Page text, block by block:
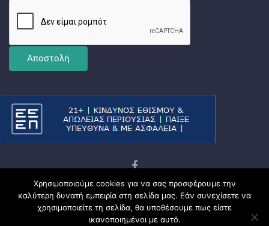
Copyright © 2026Ματσωμένος Γάτος – Όλα για το
Στοίχημα
Πολιτική Απορρήτου
Χρησιμοποιούμε cookies για να σας προσφέρουμε την
καλύτερη δυνατή εμπειρία στη σελίδα μας. Εάν συνεχίσετε να
χρησιμοποιείτε τη σελίδα, θα υποθέσουμε πως είστε
ικανοποιημένοι με αυτό.